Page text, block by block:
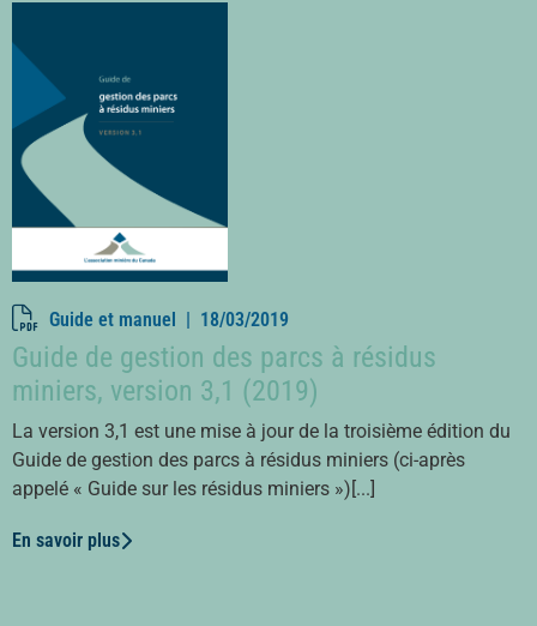
Guide et manuel | 18/03/2019
Guide de gestion des parcs à résidus
miniers, version 3,1 (2019)
La version 3,1 est une mise à jour de la troisième édition du
Guide de gestion des parcs à résidus miniers (ci-après
appelé « Guide sur les résidus miniers »)[...]
En savoir plus